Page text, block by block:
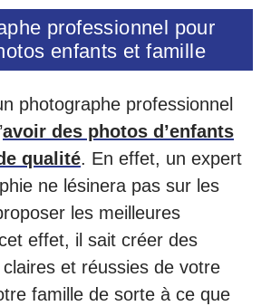
professionnel pour
enfants et famille
photographe professionnel
avoir des photos d’enfants
qualité. En effet, un expert
ne lésinera pas sur les
les meilleures
effet, il sait créer des
et réussies de votre
famille de sorte à ce que